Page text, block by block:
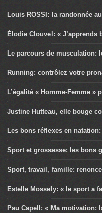
Louis ROSSI: la randonnée
Élodie Clouvel: «
Le parcours de musculation:
Running: contrôlez votre
L’égalité « Homme-Femme »
Justine Hutteau, elle bouge
Les bons réflexes en
Sport et grossesse: les bons
Sport, travail, famille:
Estelle Mossely: « le sport a
Pau Capell: « Ma motivation: